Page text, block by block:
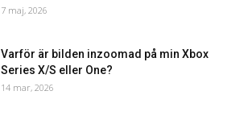
7 maj, 2026
Varför är bilden inzoomad på min Xbox
Series X/S eller One?
14 mar, 2026